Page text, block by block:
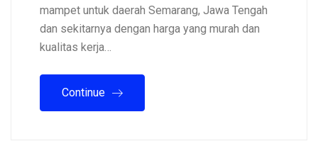
mampet untuk daerah Semarang, Jawa Tengah
dan sekitarnya dengan harga yang murah dan
kualitas kerja…
Continue